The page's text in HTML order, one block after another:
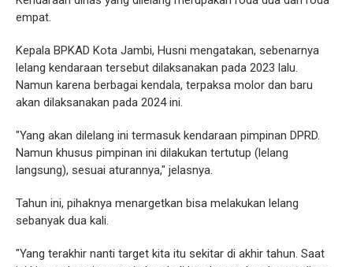
empat.
Kepala BPKAD Kota Jambi, Husni mengatakan, sebenarnya
lelang kendaraan tersebut dilaksanakan pada 2023 lalu.
Namun karena berbagai kendala, terpaksa molor dan baru
akan dilaksanakan pada 2024 ini.
"Yang akan dilelang ini termasuk kendaraan pimpinan DPRD.
Namun khusus pimpinan ini dilakukan tertutup (lelang
langsung), sesuai aturannya," jelasnya.
Tahun ini, pihaknya menargetkan bisa melakukan lelang
sebanyak dua kali.
"Yang terakhir nanti target kita itu sekitar di akhir tahun. Saat